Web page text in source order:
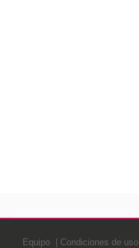
Equipo Condiciones de uso